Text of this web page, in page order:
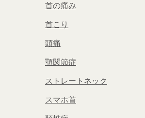
首の痛み
首こり
頭痛
顎関節症
ストレートネック
スマホ首